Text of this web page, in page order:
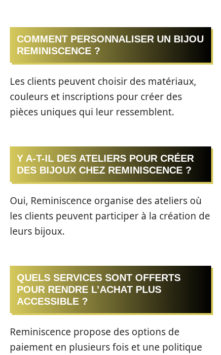
COMMENT PERSONNALISER UN BIJOU
REMINISCENCE ?
Les clients peuvent choisir des matériaux,
couleurs et inscriptions pour créer des
pièces uniques qui leur ressemblent.
Y A-T-IL DES ATELIERS POUR CRÉER
DES BIJOUX CHEZ REMINISCENCE ?
Oui, Reminiscence organise des ateliers où
les clients peuvent participer à la création de
leurs bijoux.
QUELS SERVICES SONT OFFERTS
POUR RENDRE L’ACHAT PLUS
ACCESSIBLE ?
Reminiscence propose des options de
paiement en plusieurs fois et une politique